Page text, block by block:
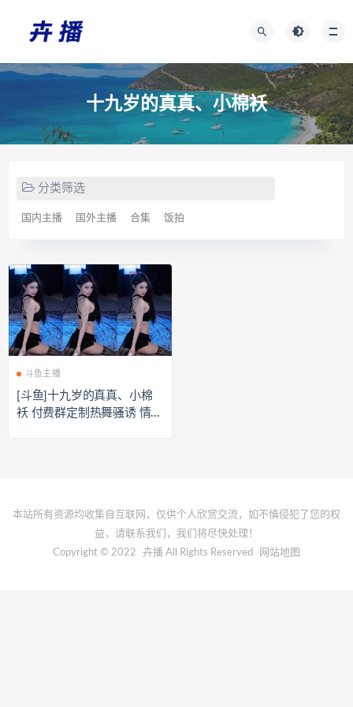
十九岁的真真、小棉袄
分类筛选
国内主播 国外主播 合集 饭拍
斗鱼主播
[斗鱼]十九岁的真真、小棉
袄 付费群定制热舞骚诱 情趣
本站所有资源均收集自互联网，仅供个人欣赏交流，如不慎侵犯了您的权
益，请联系我们，我们将尽快处理！
Copyright © 2022
卉播 All Rights Reserved 网站地图